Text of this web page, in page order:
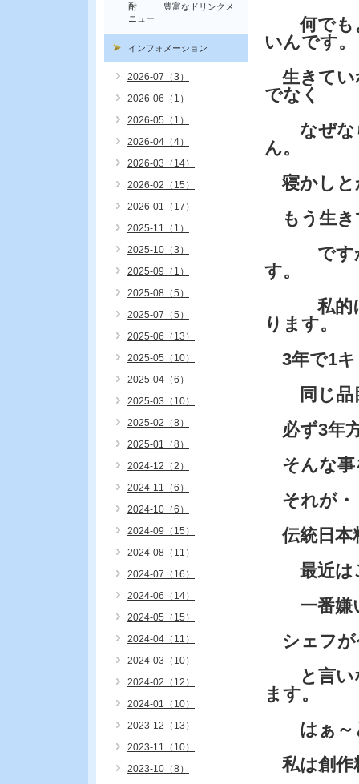
何でも
いんです。
生きてい
でなく
なぜなら
ん。
寝かしと
もう生き
ですか
す。
私的に
ります。
3年で1キ
同じ品
必ず3年
そんな事
それが・
伝統日本
最近はご
一番嫌
シェフが
と言いな
ます。
はぁ～
私は創作
酎 豊富なドリンクメ
ニュー
インフォメーション
2026-07（3）
2026-06（1）
2026-05（1）
2026-04（4）
2026-03（14）
2026-02（15）
2026-01（17）
2025-11（1）
2025-10（3）
2025-09（1）
2025-08（5）
2025-07（5）
2025-06（13）
2025-05（10）
2025-04（6）
2025-03（10）
2025-02（8）
2025-01（8）
2024-12（2）
2024-11（6）
2024-10（6）
2024-09（15）
2024-08（11）
2024-07（16）
2024-06（14）
2024-05（15）
2024-04（11）
2024-03（10）
2024-02（12）
2024-01（10）
2023-12（13）
2023-11（10）
2023-10（8）